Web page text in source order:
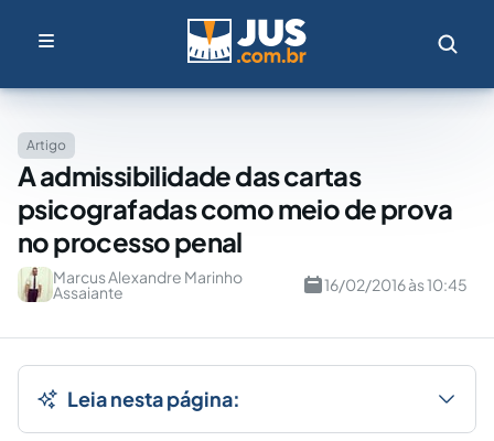
Artigo
A admissibilidade das cartas
psicografadas como meio de prova
no processo penal
Marcus Alexandre Marinho
Assaiante 16/02/2016 às 10:45
Leia nesta página: